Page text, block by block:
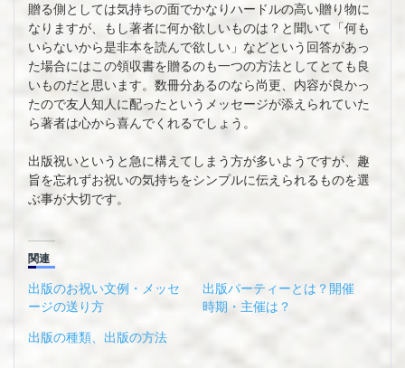
贈る側としては気持ちの面でかなりハードルの高い贈り物に
なりますが、もし著者に何か欲しいものは？と聞いて「何も
いらないから是非本を読んで欲しい」などという回答があっ
た場合にはこの領収書を贈るのも一つの方法としてとても良
いものだと思います。数冊分あるのなら尚更、内容が良かっ
たので友人知人に配ったというメッセージが添えられていた
ら著者は心から喜んでくれるでしょう。
出版祝いというと急に構えてしまう方が多いようですが、趣
旨を忘れずお祝いの気持ちをシンプルに伝えられるものを選
ぶ事が大切です。
関連
出版のお祝い文例・メッセ
ージの送り方
出版パーティーとは？開催
時期・主催は？
出版の種類、出版の方法